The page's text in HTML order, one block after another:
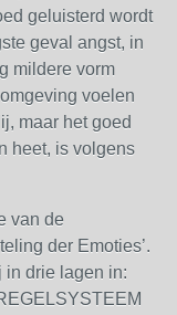
geluisterd wordt
geval angst, in
mildere vorm
voelen
maar het goed
heet, is volgens
van de
der Emoties’.
in drie lagen in: